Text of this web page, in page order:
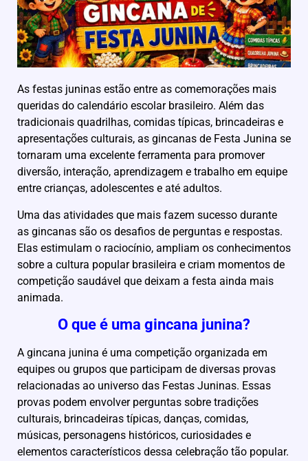
As festas juninas estão entre as comemorações mais
queridas do calendário escolar brasileiro. Além das
tradicionais quadrilhas, comidas típicas, brincadeiras e
apresentações culturais, as gincanas de Festa Junina se
tornaram uma excelente ferramenta para promover
diversão, interação, aprendizagem e trabalho em equipe
entre crianças, adolescentes e até adultos.
Uma das atividades que mais fazem sucesso durante
as gincanas são os desafios de perguntas e respostas.
Elas estimulam o raciocínio, ampliam os conhecimentos
sobre a cultura popular brasileira e criam momentos de
competição saudável que deixam a festa ainda mais
animada.
O que é uma gincana junina?
A gincana junina é uma competição organizada em
equipes ou grupos que participam de diversas provas
relacionadas ao universo das Festas Juninas. Essas
provas podem envolver perguntas sobre tradições
culturais, brincadeiras típicas, danças, comidas,
músicas, personagens históricos, curiosidades e
elementos característicos dessa celebração tão popular.